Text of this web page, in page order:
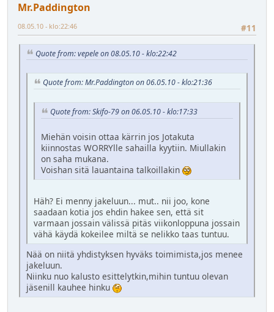
Mr.Paddington
#11
08.05.10 - klo:22:46
Quote from: vepele on 08.05.10 - klo:22:42
Quote from: Mr.Paddington on 06.05.10 - klo:21:36
Quote from: Skifo-79 on 06.05.10 - klo:17:33
Miehän voisin ottaa kärrin jos Jotakuta
kiinnostas WORRYlle sahailla kyytiin. Miullakin
on saha mukana.
Voishan sitä lauantaina talkoillakin
Häh? Ei menny jakeluun... mut.. nii joo, kone
saadaan kotia jos ehdin hakee sen, että sit
varmaan jossain välissä pitäs viikonloppuna jossain
vähä käydä kokeilee miltä se nelikko taas tuntuu.
Nää on niitä yhdistyksen hyväks toimimista,jos menee
jakeluun.
Niinku nuo kalusto esittelytkin,mihin tuntuu olevan
jäsenill kauhee hinku